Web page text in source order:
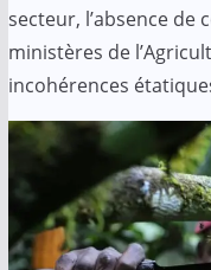
secteur, l’absence
ministères de
incohérences